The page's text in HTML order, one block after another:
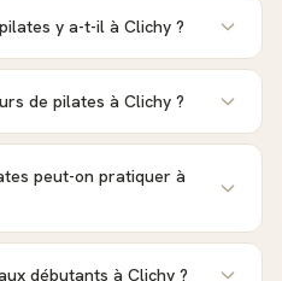
y a-t-il à Clichy ?
de pilates à Clichy ?
peut-on pratiquer à
débutants à Clichy ?